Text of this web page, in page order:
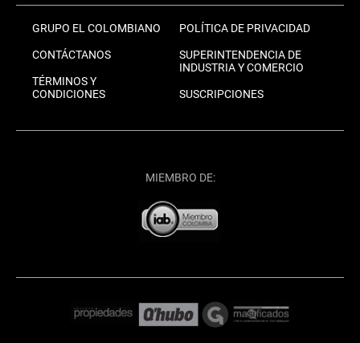
GRUPO EL COLOMBIANO
CONTÁCTANOS
TÉRMINOS Y
CONDICIONES
POLÍTICA DE PRIVACIDAD
SUPERINTENDENCIA DE
INDUSTRIA Y COMERCIO
SUSCRIPCIONES
MIEMBRO DE: